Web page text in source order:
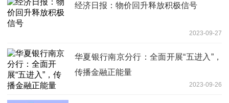
经济日报：物价回升释放积极信号
2023-09-27
华夏银行南京分行：全面开展“五进入”，
传播金融正能量
2023-09-26